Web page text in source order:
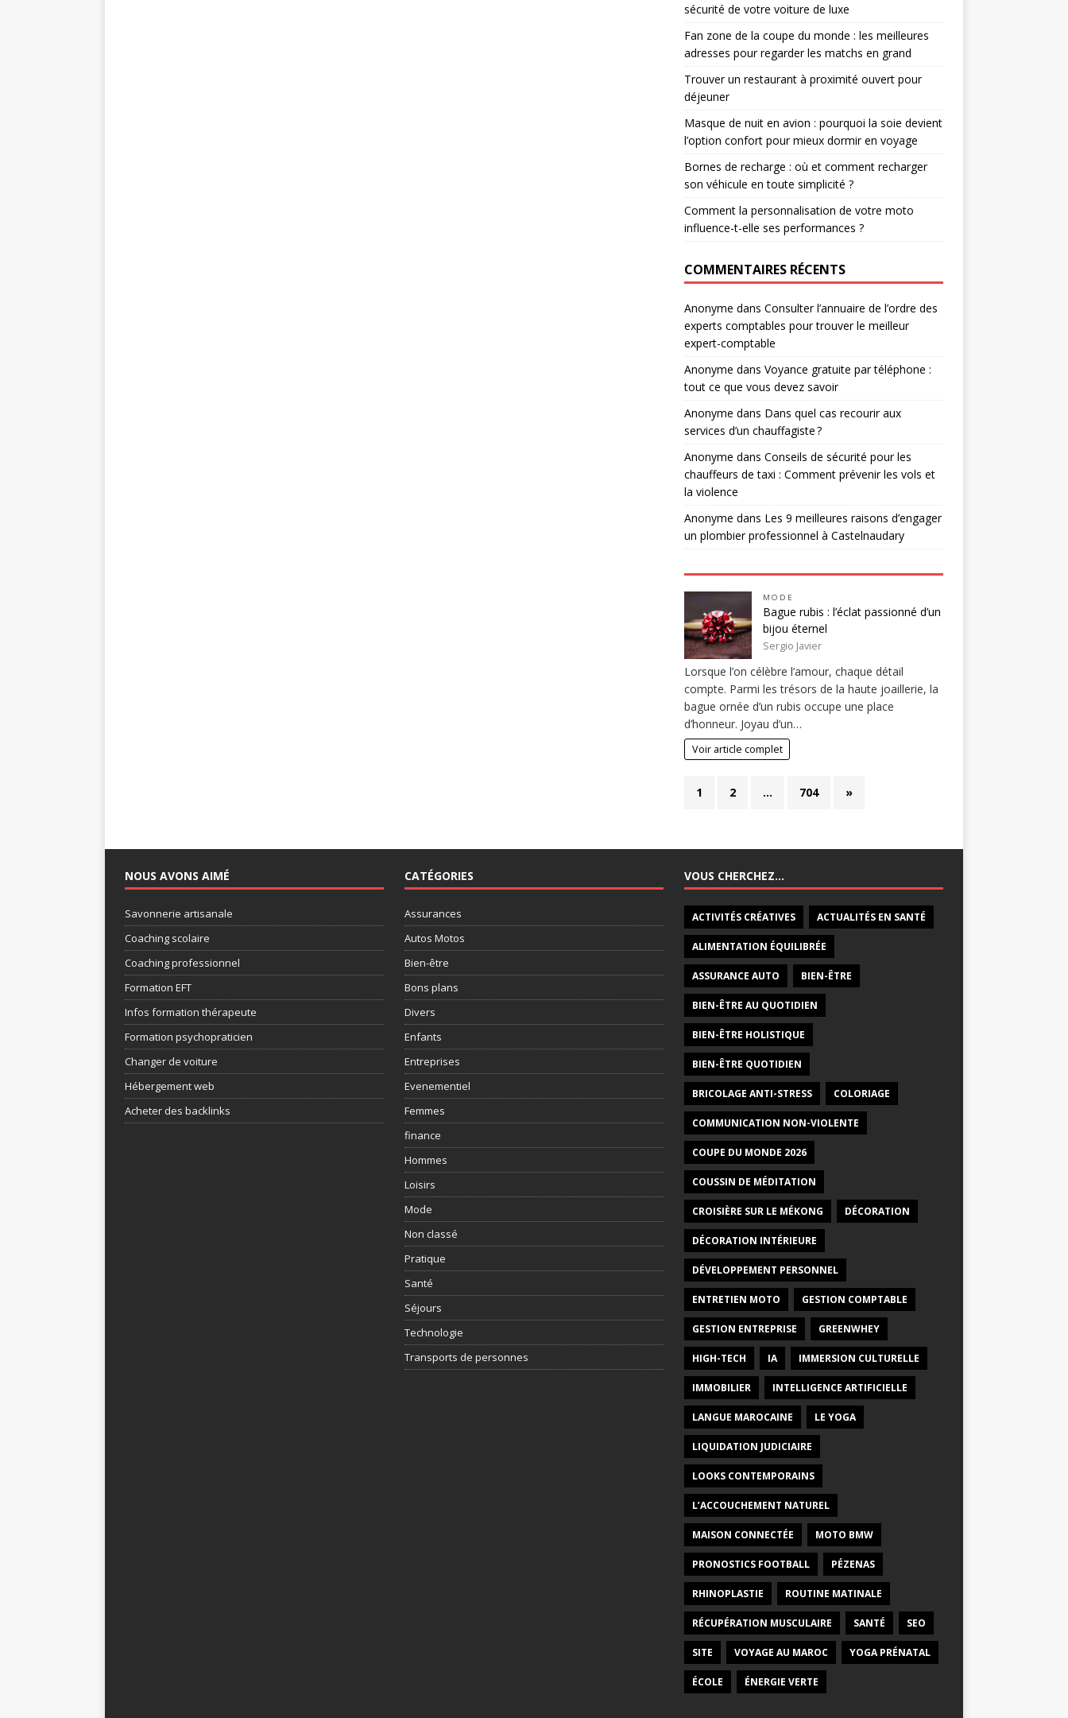
sécurité de votre voiture de luxe
Fan zone de la coupe du monde : les meilleures
adresses pour regarder les matchs en grand
Trouver un restaurant à proximité ouvert pour
déjeuner
Masque de nuit en avion : pourquoi la soie devient
l’option confort pour mieux dormir en voyage
Bornes de recharge : où et comment recharger
son véhicule en toute simplicité ?
Comment la personnalisation de votre moto
influence-t-elle ses performances ?
COMMENTAIRES RÉCENTS
Anonyme dans Consulter l’annuaire de l’ordre des
experts comptables pour trouver le meilleur
expert-comptable
Anonyme dans Voyance gratuite par téléphone :
tout ce que vous devez savoir
Anonyme dans Dans quel cas recourir aux
services d’un chauffagiste ?
Anonyme dans Conseils de sécurité pour les
chauffeurs de taxi : Comment prévenir les vols et
la violence
Anonyme dans Les 9 meilleures raisons d’engager
un plombier professionnel à Castelnaudary
MODE
Bague rubis : l’éclat passionné d’un
bijou éternel
Sergio Javier
Lorsque l’on célèbre l’amour, chaque détail
compte. Parmi les trésors de la haute joaillerie, la
bague ornée d’un rubis occupe une place
d’honneur. Joyau d’un…
Voir article complet
1 2 … 704 »
NOUS AVONS AIMÉ
Savonnerie artisanale
Coaching scolaire
Coaching professionnel
Formation EFT
Infos formation thérapeute
Formation psychopraticien
Changer de voiture
Hébergement web
Acheter des backlinks
CATÉGORIES
Assurances
Autos Motos
Bien-être
Bons plans
Divers
Enfants
Entreprises
Evenementiel
Femmes
finance
Hommes
Loisirs
Mode
Non classé
Pratique
Santé
Séjours
Technologie
Transports de personnes
VOUS CHERCHEZ…
ACTIVITÉS CRÉATIVES ACTUALITÉS EN SANTÉ
ALIMENTATION ÉQUILIBRÉE
ASSURANCE AUTO BIEN-ÊTRE
BIEN-ÊTRE AU QUOTIDIEN
BIEN-ÊTRE HOLISTIQUE
BIEN-ÊTRE QUOTIDIEN
BRICOLAGE ANTI-STRESS COLORIAGE
COMMUNICATION NON-VIOLENTE
COUPE DU MONDE 2026
COUSSIN DE MÉDITATION
CROISIÈRE SUR LE MÉKONG DÉCORATION
DÉCORATION INTÉRIEURE
DÉVELOPPEMENT PERSONNEL
ENTRETIEN MOTO GESTION COMPTABLE
GESTION ENTREPRISE GREENWHEY
HIGH-TECH IA IMMERSION CULTURELLE
IMMOBILIER INTELLIGENCE ARTIFICIELLE
LANGUE MAROCAINE LE YOGA
LIQUIDATION JUDICIAIRE
LOOKS CONTEMPORAINS
L’ACCOUCHEMENT NATUREL
MAISON CONNECTÉE MOTO BMW
PRONOSTICS FOOTBALL PÉZENAS
RHINOPLASTIE ROUTINE MATINALE
RÉCUPÉRATION MUSCULAIRE SANTÉ SEO
SITE VOYAGE AU MAROC YOGA PRÉNATAL
ÉCOLE ÉNERGIE VERTE